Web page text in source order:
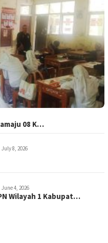
08 K…
July 8, 2026
June 4, 2026
Wilayah 1 Kabupat…